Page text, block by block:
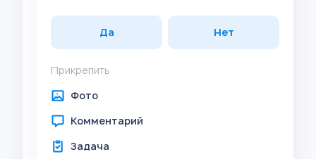
Да Нет
Прикрепить
Фото
Комментарий
Задача